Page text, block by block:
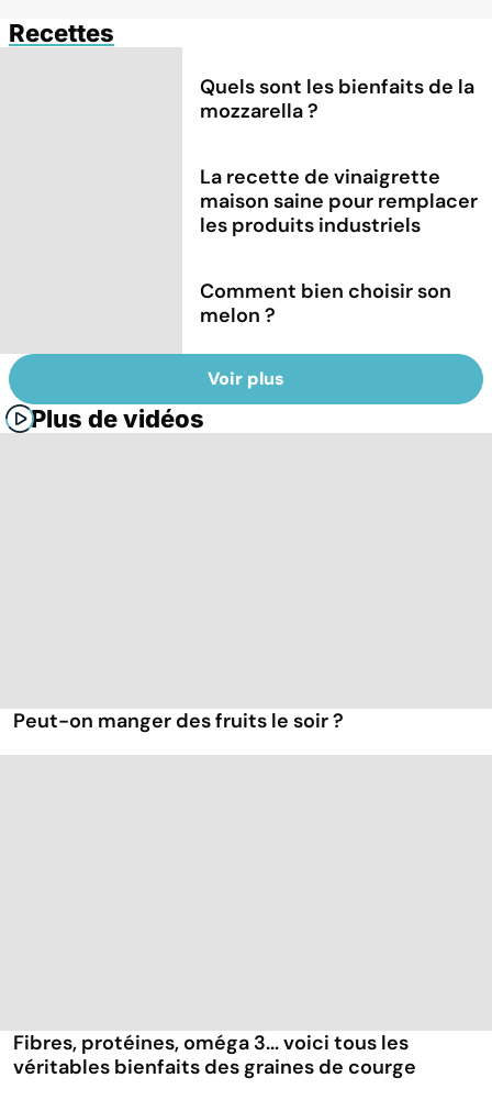
Recettes
Quels sont les bienfaits de la
mozzarella ?
La recette de vinaigrette
maison saine pour remplacer
les produits industriels
Comment bien choisir son
melon ?
Voir plus
Plus de vidéos
Peut-on manger des fruits le soir ?
Fibres, protéines, oméga 3... voici tous les
véritables bienfaits des graines de courge